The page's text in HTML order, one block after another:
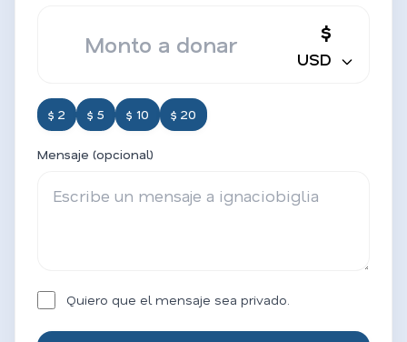
$
USD
$ 2 $ 5 $ 10 $ 20
Mensaje (opcional)
Quiero que el mensaje sea privado.